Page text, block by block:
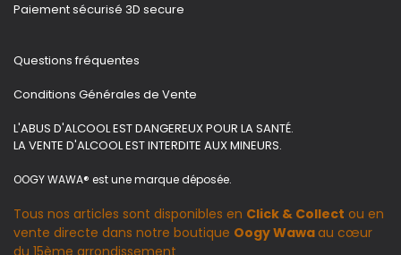
Paiement sécurisé 3D secure
Questions fréquentes
Conditions Générales de Vente
L'ABUS D'ALCOOL EST DANGEREUX POUR LA SANTÉ.
LA VENTE D'ALCOOL EST INTERDITE AUX MINEURS.
OOGY WAWA® est une marque déposée.
Tous nos articles sont disponibles en Click & Collect ou en
vente directe dans notre boutique Oogy Wawaau cœur